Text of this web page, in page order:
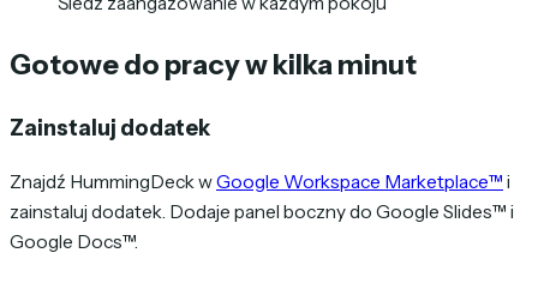
Gotowe do pracy w kilka minut
Zainstaluj dodatek
Znajdź HummingDeck wGoogle Workspace Marketplace™ i
zainstaluj dodatek. Dodaje panel boczny do Google Slides™ i
Google Docs™.